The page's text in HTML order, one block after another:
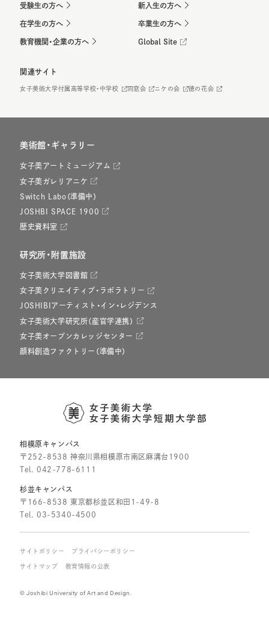
受験生の方へ 新入生の方へ
在学生の方へ 卒業生の方へ
教育機関・企業の方へ Global Site
関連サイト
女子美術大学付属高等学校・中学校 同窓会 ニケの会 徳の花会
美術館・ギャラリー
女子美アートミュージアム
女子美ガレリアニケ
Switch Labo（準備中）
JOSHBI SPACE 1900
歴史資料室
研究所・附置施設
女子美術大学図書館
女子美クリエイティブ・ラボラトリー
JOSHIBIアーティスト・イン・レジデンス
女子美術大学研究所（産官学連携）
女子美オープンカレッジセンター
顔料創造ファクトリー（準備中）
相模原キャンパス
〒252-8538 神奈川県相模原市南区麻溝台1900
Tel. 042-778-6111
杉並キャンパス
〒166-8538 東京都杉並区和田1-49-8
Tel. 03-5340-4500
サイトポリシー プライバシーポリシー
サイトマップ 教育情報の公表
© Joshibi University of Art and Design.